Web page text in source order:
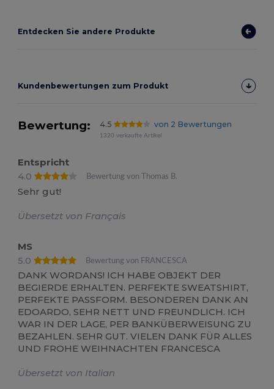
Entdecken Sie andere Produkte
Kundenbewertungen zum Produkt
Bewertung: 4.5 von 2 Bewertungen
1320 verkaufte Artikel
Entspricht
4.0
Bewertung von Thomas B.
Sehr gut!
Übersetzt von Français
MS
5.0
Bewertung von FRANCESCA
DANK WORDANS! ICH HABE OBJEKT DER
BEGIERDE ERHALTEN. PERFEKTE SWEATSHIRT,
PERFEKTE PASSFORM. BESONDEREN DANK AN
EDOARDO, SEHR NETT UND FREUNDLICH. ICH
WAR IN DER LAGE, PER BANKÜBERWEISUNG ZU
BEZAHLEN. SEHR GUT. VIELEN DANK FÜR ALLES
UND FROHE WEIHNACHTEN FRANCESCA
Übersetzt von Italian